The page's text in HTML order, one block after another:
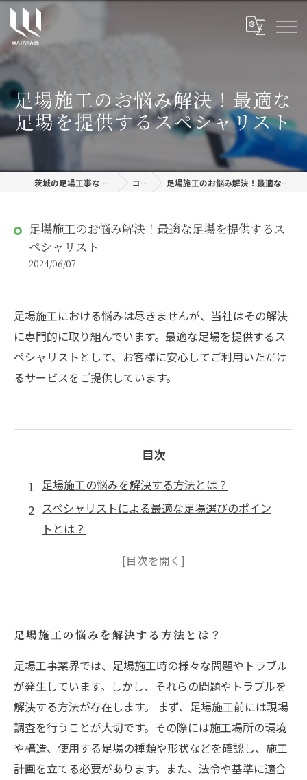
足場施工のお悩み解決！最適な
足場を提供するスペシャリスト
茨城の足場工事なら株式会社渡邊建設 コラム 足場施工のお悩み解決！最適な足場を提供するスペシャリスト
足場施工のお悩み解決！最適な足場を提供するス
ペシャリスト
2024/06/07
足場施工における悩みは尽きませんが、当社はその解決
に専門的に取り組んでいます。最適な足場を提供するス
ペシャリストとして、お客様に安心してご利用いただけ
るサービスをご提供しています。
目次
足場施工の悩みを解決する方法とは？
スペシャリストによる最適な足場選びのポイン
トとは？
足場のことでお悩みの方必見！プロが伝授する
ます
足場施工の悩みを解決する方法とは？
足場工事業界では、足場施工時の様々な問題やトラブル
が発生しています。しかし、それらの問題やトラブルを
解決する方法が存在します。 まず、足場施工前には現場
調査を行うことが大切です。その際には施工場所の環境
や構造、使用する足場の種類や形状などを確認し、施工
計画を立てる必要があります。また、法令や基準に適合